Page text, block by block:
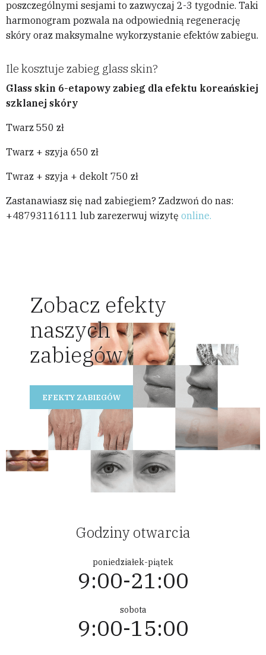
poszczególnymi sesjami to zazwyczaj 2-3 tygodnie. Taki
harmonogram pozwala na odpowiednią regenerację
skóry oraz maksymalne wykorzystanie efektów zabiegu.
Ile kosztuje zabieg glass skin?
Glass skin 6-etapowy zabieg dla efektu koreańskiej
szklanej skóry
Twarz 550 zł
Twarz + szyja 650 zł
Twraz + szyja + dekolt 750 zł
Zastanawiasz się nad zabiegiem? Zadzwoń do nas:
+48793116111 lub zarezerwuj wizytę online.
Zobacz efekty
naszych
zabiegów
EFEKTY ZABIEGÓW
Godziny otwarcia
poniedziałek-piątek
9:00-21:00
sobota
9:00-15:00